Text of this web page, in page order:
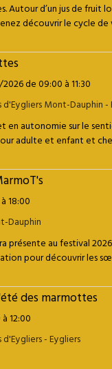
Autour d’un jus de fruit
découvrir le cycle de
de 09:00à 11:30
Mont-Dauphin -
en autonomie sur le
adulte et enfant et
à 18:00
Dauphin
présente au festival
pour découvrir les
des marmottes
à 12:00
- Eygliers